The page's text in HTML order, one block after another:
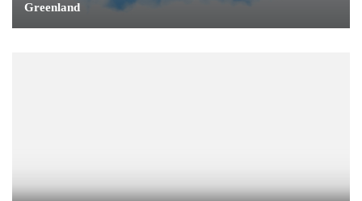
Greenland